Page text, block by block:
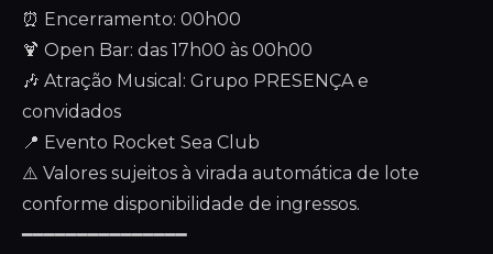
⏰ Encerramento: 00h00
🍹 Open Bar: das 17h00 às 00h00
🎶 Atração Musical: Grupo PRESENÇA e
convidados
📍 Evento Rocket Sea Club
⚠️ Valores sujeitos à virada automática de lote
conforme disponibilidade de ingressos.
━━━━━━━━━━━━━━━